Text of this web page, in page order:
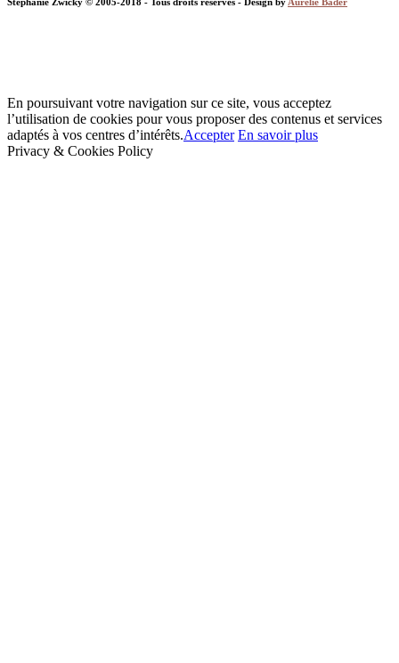
En poursuivant votre navigation sur ce site, vous acceptez
l’utilisation de cookies pour vous proposer des contenus et services
adaptés à vos centres d’intérêts.Accepter En savoir plus
Privacy & Cookies Policy